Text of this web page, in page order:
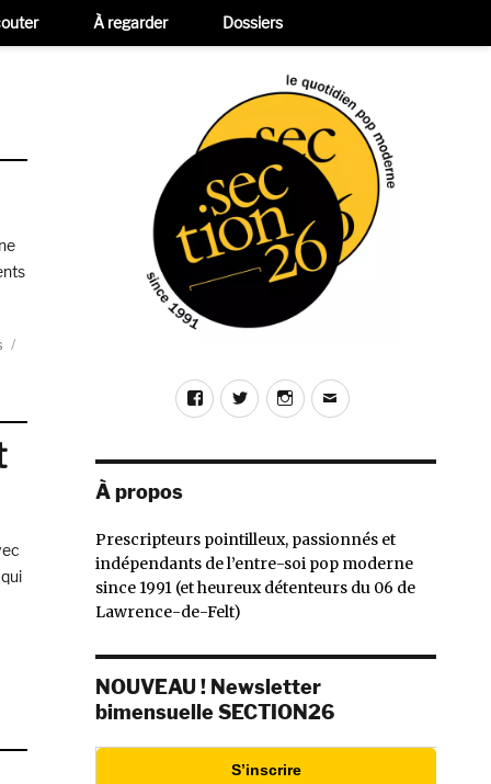
the Vaselines (Sub Pop/PIAS) »
Glasgow/Creeping Bent Records) »
FacebookTwitterInstagram
E-
À propos
Prescripteurs pointilleux, passionnés et
indépendants de l’entre-soi pop moderne
since 1991 (et heureux détenteurs du 06 de
Lawrence-de-Felt)
NOUVEAU ! Newsletter
bimensuelle SECTION26
S’inscrire
À regarder Dossiers